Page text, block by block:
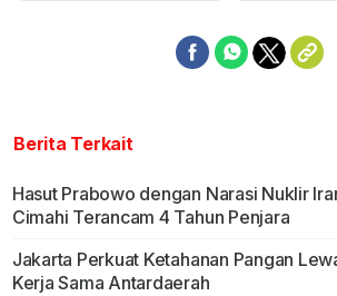
Berita Terkait
Hasut Prabowo dengan Narasi Nuklir
Cimahi Terancam 4 Tahun Penjara
Jakarta Perkuat Ketahanan Pangan
Kerja Sama Antardaerah